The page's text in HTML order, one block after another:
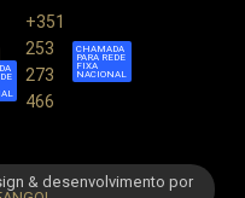
a sua
a nossaPolítica de
+351
253
273
466
CHAMADA
PARA REDE
FIXA
NACIONAL
& desenvolvimento por